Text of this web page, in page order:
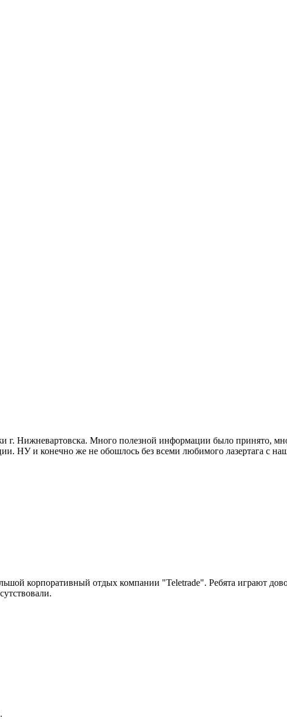
г. Нижневартовска. Много полезной информации было принято,
НУ и конечно же не обошлось без всеми любимого лазертага с
корпоративный отдых компании "Teletrade". Ребята играют